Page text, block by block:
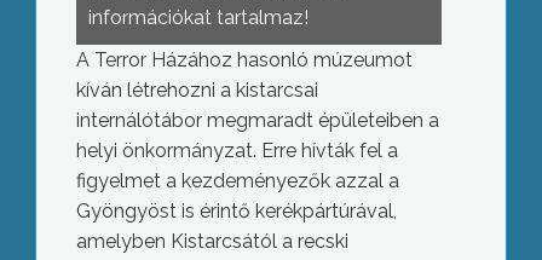
információkat tartalmaz!
A Terror Házához hasonló múzeumot
kíván létrehozni a kistarcsai
internálótábor megmaradt épületeiben a
helyi önkormányzat. Erre hívták fel a
figyelmet a kezdeményezők azzal a
Gyöngyöst is érintő kerékpártúrával,
amelyben Kistarcsától a recski